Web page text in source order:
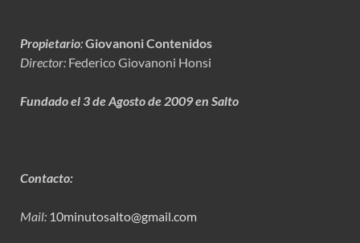
Propietario:Giovanoni Contenidos
Director: Federico Giovanoni Honsi
Fundado el 3 de Agosto de 2009 en Salto
Contacto:
Mail: 10minutosalto@gmail.com